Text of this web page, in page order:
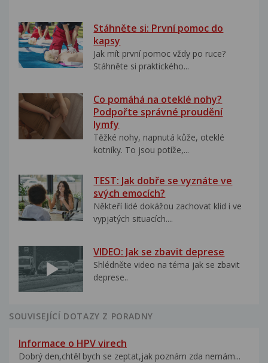
Stáhněte si: První pomoc do
kapsy
Jak mít první pomoc vždy po ruce?
Stáhněte si praktického...
Co pomáhá na oteklé nohy?
Podpořte správné proudění
lymfy
Těžké nohy, napnutá kůže, oteklé
kotníky. To jsou potíže,...
TEST: Jak dobře se vyznáte ve
svých emocích?
Někteří lidé dokážou zachovat klid i ve
vypjatých situacích....
VIDEO: Jak se zbavit deprese
Shlédněte video na téma jak se zbavit
deprese..
SOUVISEJÍCÍ DOTAZY Z PORADNY
Informace o HPV virech
Dobrý den,chtěl bych se zeptat,jak poznám zda nemám...